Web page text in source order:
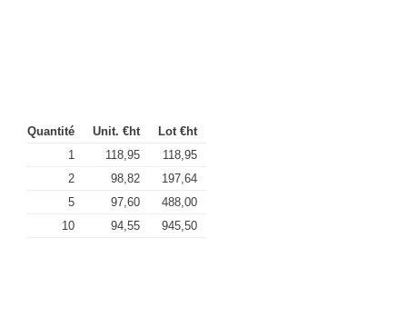
Quantité Unit. €ht
Lot €ht
1
118,95
118,95
2
98,82
197,64
5
97,60
488,00
10
94,55 945,50